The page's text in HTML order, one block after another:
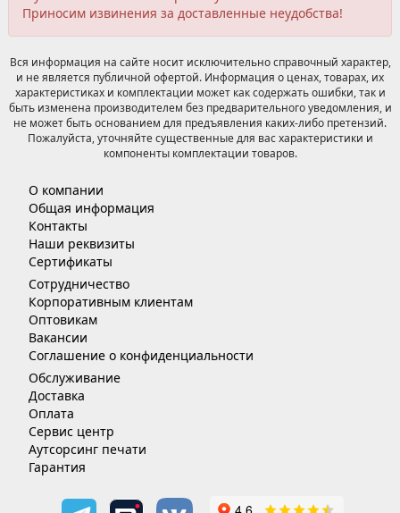
Приносим извинения за доставленные неудобства!
Вся информация на сайте носит исключительно справочный характер,
и не является публичной офертой. Информация о ценах, товарах, их
характеристиках и комплектации может как содержать ошибки, так и
быть изменена производителем без предварительного уведомления, и
не может быть основанием для предъявления каких-либо претензий.
Пожалуйста, уточняйте существенные для вас характеристики и
компоненты комплектации товаров.
О компании
Общая информация
Контакты
Наши реквизиты
Сертификаты
Сотрудничество
Корпоративным клиентам
Оптовикам
Вакансии
Соглашение о конфиденциальности
Обслуживание
Доставка
Оплата
Сервис центр
Аутсорсинг печати
Гарантия